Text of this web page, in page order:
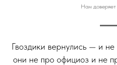
Нам
Гвоздики вернулись — и
они не про официоз и не